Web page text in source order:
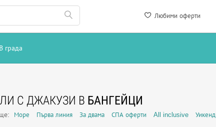
Любими оферти
В града
С ДЖАКУЗИ В БАНГЕЙЦИ
Море Първа линия За двама СПА оферти All inclusive Уикенд